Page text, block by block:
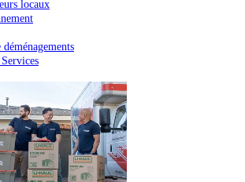
locaux
déménagements
Services